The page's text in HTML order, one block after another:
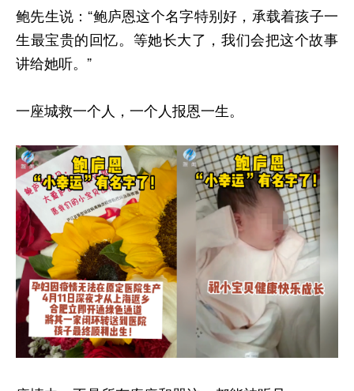
鲍先生说：“鲍庐恩这个名字特别好，承载着孩子一
生最宝贵的回忆。等她长大了，我们会把这个故事
讲给她听。”
一座城救一个人，一个人报恩一生。